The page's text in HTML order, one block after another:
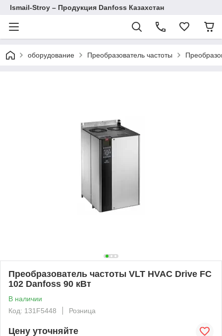
Ismail-Stroy – Продукция Danfoss Казахстан
оборудование Преобразователь частоты
Преобразователь частоты VLT HVAC Drive FC
102 Danfoss 90 кВт
В наличии
Код: 131F5448
Розница
Цену уточняйте